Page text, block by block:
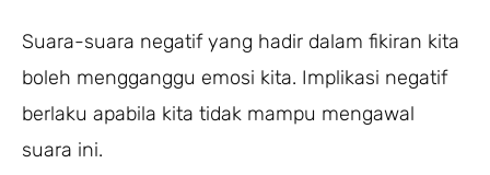
Suara-suara negatif yang hadir dalam fikiran kita
boleh mengganggu emosi kita. Implikasi negatif
berlaku apabila kita tidak mampu mengawal
suara ini.